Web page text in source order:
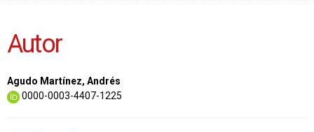
Autor
Agudo Martínez, Andrés
0000-0003-4407-1225